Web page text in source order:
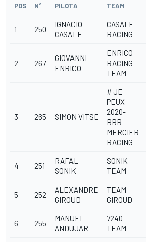
POS N° PILOTA TEAM
1 250
IGNACIO
CASALE
CASALE
RACING
2 267
GIOVANNI
ENRICO
ENRICO
RACING
TEAM
3 265 SIMON VITSE
# JE
PEUX
2020-
BBR
MERCIER
RACING
4 251
RAFAL
SONIK
SONIK
TEAM
5 252
ALEXANDRE
GIROUD
TEAM
GIROUD
6 255
MANUEL
ANDUJAR
7240
TEAM